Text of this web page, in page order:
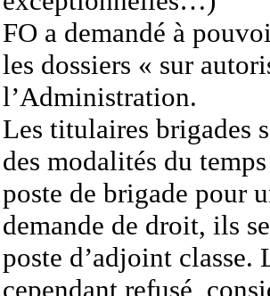
FO a demandé à
les dossiers « sur
l’Administration.
Les titulaires brigades
des modalités du
poste de brigade pour
demande de droit, ils
poste d’adjoint classe.
cependant refusé,